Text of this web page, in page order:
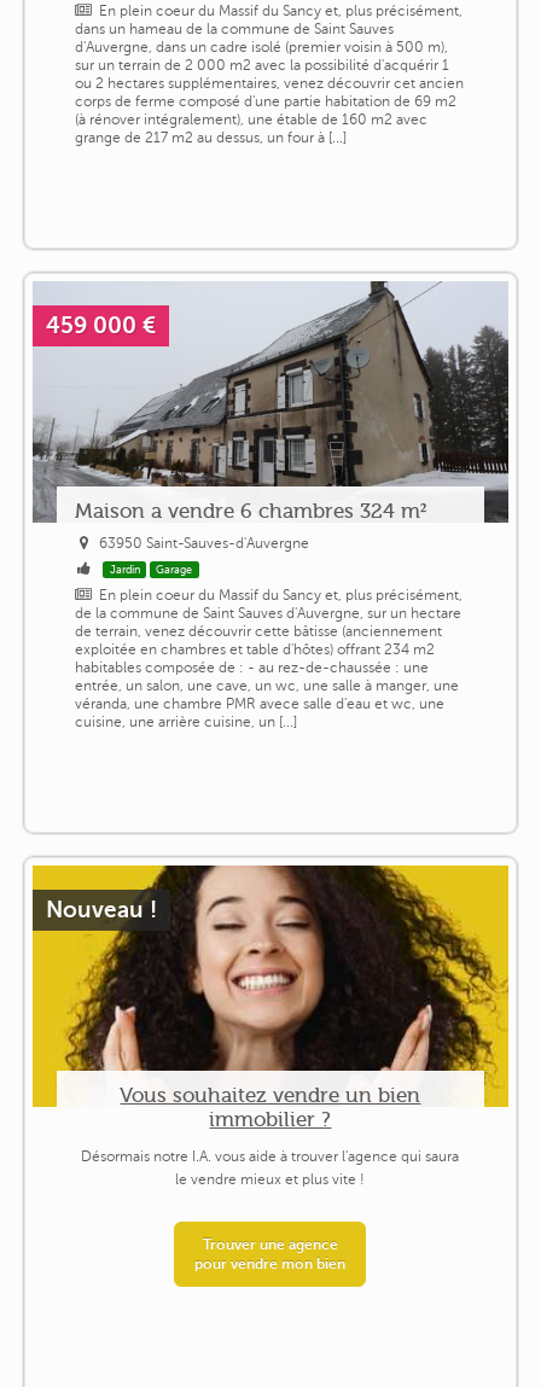
En plein coeur du Massif du Sancy et, plus précisément,
dans un hameau de la commune de Saint Sauves
d'Auvergne, dans un cadre isolé (premier voisin à 500 m),
sur un terrain de 2 000 m2 avec la possibilité d'acquérir 1
ou 2 hectares supplémentaires, venez découvrir cet ancien
corps de ferme composé d'une partie habitation de 69 m2
(à rénover intégralement), une étable de 160 m2 avec
grange de 217 m2 au dessus, un four à [...]
459 000 €
Maison a vendre 6 chambres 324 m²
63950 Saint-Sauves-d'Auvergne
Jardin Garage
En plein coeur du Massif du Sancy et, plus précisément,
de la commune de Saint Sauves d'Auvergne, sur un hectare
de terrain, venez découvrir cette bâtisse (anciennement
exploitée en chambres et table d'hôtes) offrant 234 m2
habitables composée de : - au rez-de-chaussée : une
entrée, un salon, une cave, un wc, une salle à manger, une
véranda, une chambre PMR avece salle d'eau et wc, une
cuisine, une arrière cuisine, un [...]
Nouveau !
Vous souhaitez vendre un bien
immobilier ?
Désormais notre I.A. vous aide à trouver l'agence qui saura
le vendre mieux et plus vite !
Trouver une agence
pour vendre mon bien